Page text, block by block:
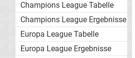
Champions League Tabelle
Champions League Ergebnisse
Europa League Tabelle
Europa League Ergebnisse